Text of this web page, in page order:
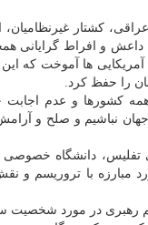
کشتار غیرنظامیان،
و افراط گرایانی
ها آموخت که
را حفظ کرد.
کشورها و عدم اجابت
نباشیم و صلح و
تفلیس، دانشگاه
مبارزه با تروریسم و
در مورد شخصیت